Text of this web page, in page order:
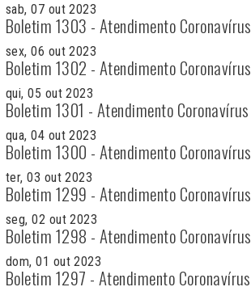
sab, 07 out 2023
Boletim 1303 - Atendimento Coronavírus
sex, 06 out 2023
Boletim 1302 - Atendimento Coronavírus
qui, 05 out 2023
Boletim 1301 - Atendimento Coronavírus
qua, 04 out 2023
Boletim 1300 - Atendimento Coronavírus
ter, 03 out 2023
Boletim 1299 - Atendimento Coronavírus
seg, 02 out 2023
Boletim 1298 - Atendimento Coronavírus
dom, 01 out 2023
Boletim 1297 - Atendimento Coronavírus